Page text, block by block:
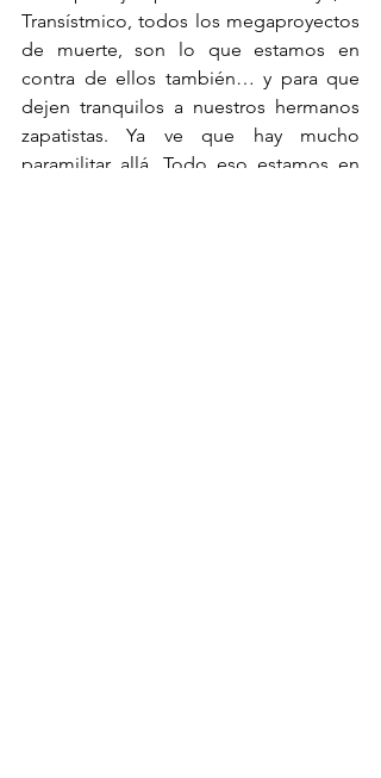
Transístmico, todos los megaproyectos
de muerte, son lo que estamos en
contra de ellos también… y para que
dejen tranquilos a nuestros hermanos
zapatistas. Ya ve que hay mucho
paramilitar allá. Todo eso estamos en